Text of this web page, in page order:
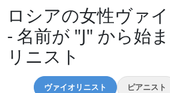
ロシアの女性ヴァ
- 名前が "J" から始
リニスト
ヴァイオリニスト ピアニスト